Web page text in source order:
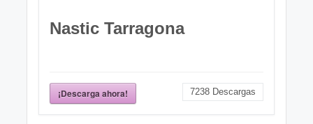
Nastic Tarragona
¡Descarga ahora! 7238 Descargas